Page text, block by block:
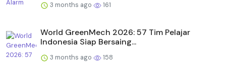
3 months ago 161
World GreenMech 2026: 57 Tim Pelajar
Indonesia Siap Bersaing...
3 months ago 158